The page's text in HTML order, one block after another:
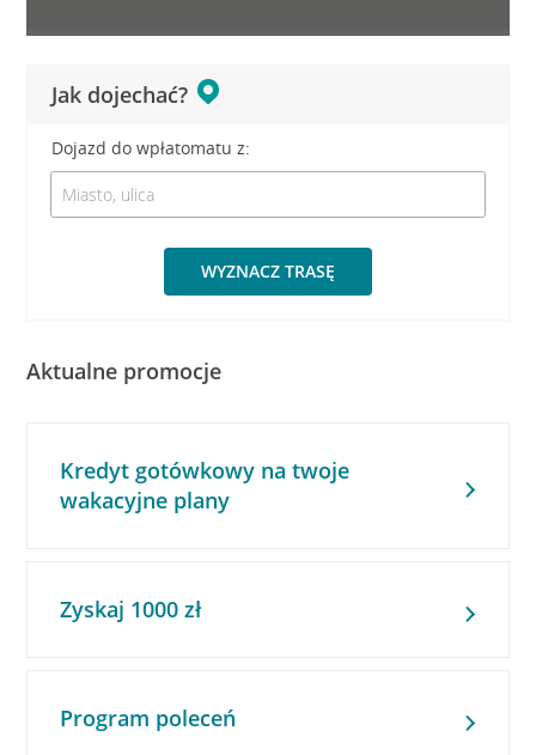
Jak dojechać?
Dojazd do wpłatomatu z:
WYZNACZ TRASĘ
Aktualne promocje
Kredyt gotówkowy na twoje
wakacyjne plany
Zyskaj 1000 zł
Program poleceń